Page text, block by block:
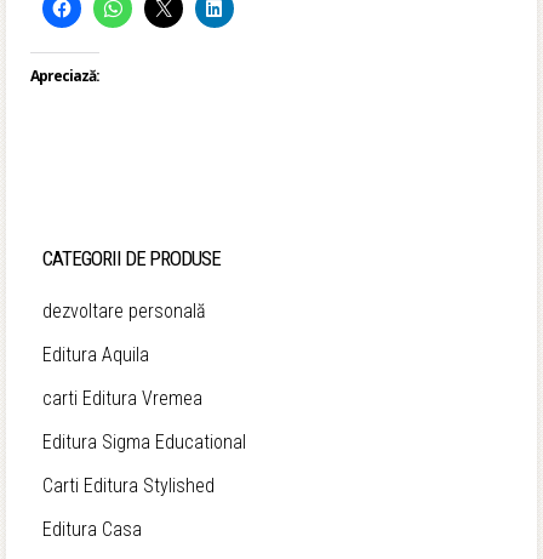
Apreciază:
CATEGORII DE PRODUSE
dezvoltare personală
Editura Aquila
carti Editura Vremea
Editura Sigma Educational
Carti Editura Stylished
Editura Casa